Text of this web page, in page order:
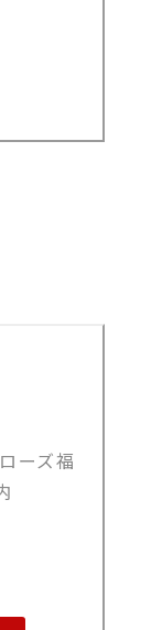
ーズ福